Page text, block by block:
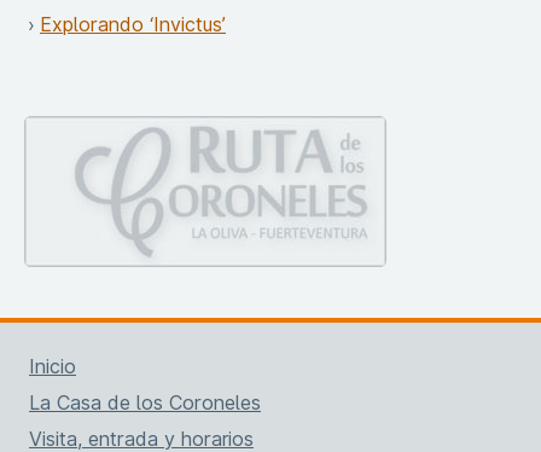
Explorando ‘Invictus’
Inicio
La Casa de los Coroneles
Visita, entrada y horarios